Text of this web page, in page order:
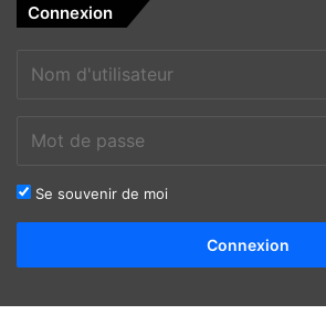
Connexion
Se souvenir de moi
Connexion